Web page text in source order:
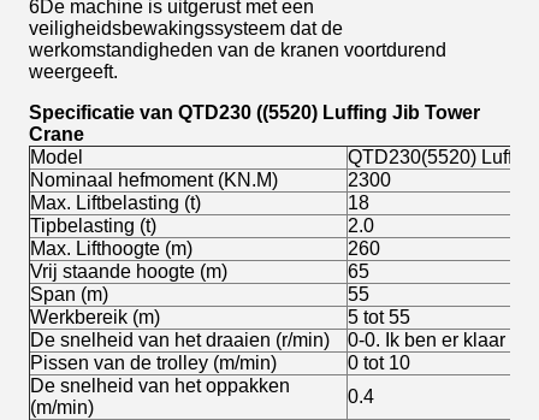
6De machine is uitgerust met een
veiligheidsbewakingssysteem dat de
werkomstandigheden van de kranen voortdurend
weergeeft.
Specificatie van QTD230 ((5520) Luffing Jib Tower
Crane
Model
QTD230(5520)
Nominaal hefmoment (KN.M)
2300
Max. Liftbelasting (t)
18
Tipbelasting (t)
2.0
Max. Lifthoogte (m)
260
Vrij staande hoogte (m)
65
Span (m)
55
Werkbereik (m)
5 tot 55
De snelheid van het draaien (r/min)
0-0. Ik ben er klaar
Pissen van de trolley (m/min)
0 tot 10
De snelheid van het oppakken
(m/min)
0.4